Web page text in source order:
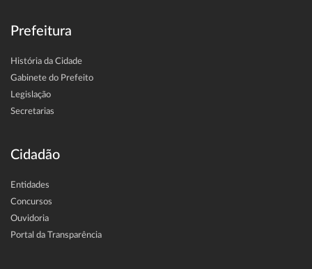
Prefeitura
História da Cidade
Gabinete do Prefeito
Legislação
Secretarias
Cidadão
Entidades
Concursos
Ouvidoria
Portal da Transparência